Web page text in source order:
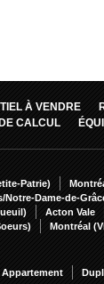
À VENDRE
CALCUL
Patrie)
Notre-Dame-de-
Acton Vale
Montréal
Appartement